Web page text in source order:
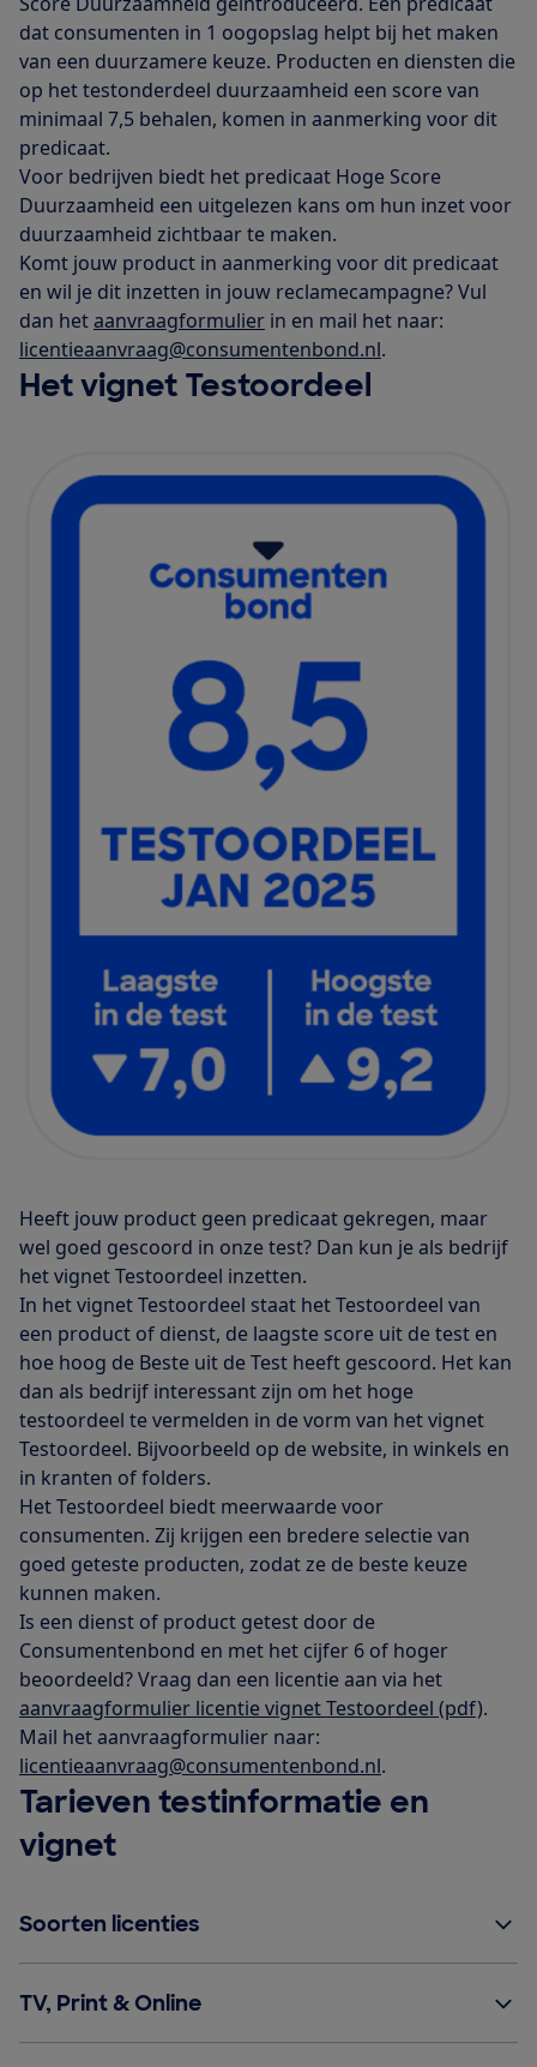
dat consumenten in 1 oogopslag helpt bij het maken
van een duurzamere keuze. Producten en diensten die
op het testonderdeel duurzaamheid een score van
minimaal 7,5 behalen, komen in aanmerking voor dit
predicaat.
Voor bedrijven biedt het predicaat Hoge Score
Duurzaamheid een uitgelezen kans om hun inzet voor
duurzaamheid zichtbaar te maken.
Komt jouw product in aanmerking voor dit predicaat
en wil je dit inzetten in jouw reclamecampagne? Vul
dan hetaanvraagformulier in en mail het naar:
licentieaanvraag@consumentenbond.nl.
Het vignet Testoordeel
Heeft jouw product geen predicaat gekregen, maar
wel goed gescoord in onze test? Dan kun je als bedrijf
het vignet Testoordeel inzetten.
In het vignet Testoordeel staat het Testoordeel van
een product of dienst, de laagste score uit de test en
hoe hoog de Beste uit de Test heeft gescoord. Het kan
dan als bedrijf interessant zijn om het hoge
testoordeel te vermelden in de vorm van het vignet
Testoordeel. Bijvoorbeeld op de website, in winkels en
in kranten of folders.
Het Testoordeel biedt meerwaarde voor
consumenten. Zij krijgen een bredere selectie van
goed geteste producten, zodat ze de beste keuze
kunnen maken.
Is een dienst of product getest door de
Consumentenbond en met het cijfer 6 of hoger
beoordeeld? Vraag dan een licentie aan via het
aanvraagformulier licentie vignet Testoordeel (pdf).
Mail het aanvraagformulier naar:
licentieaanvraag@consumentenbond.nl.
Tarieven testinformatie en
vignet
Soorten licenties
TV, Print & Online